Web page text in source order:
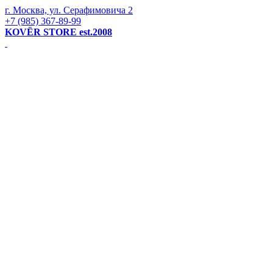
г. Москва, ул. Серафимовича 2
+7 (985) 367-89-99
KOVЁR STORE est.2008